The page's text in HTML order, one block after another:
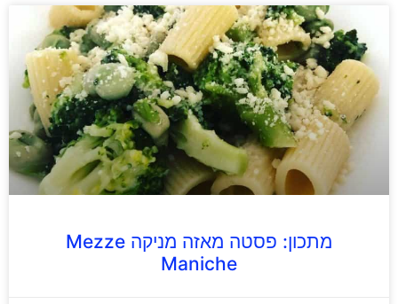
מתכון: פסטה מאזה מניקה Mezze
Maniche‏